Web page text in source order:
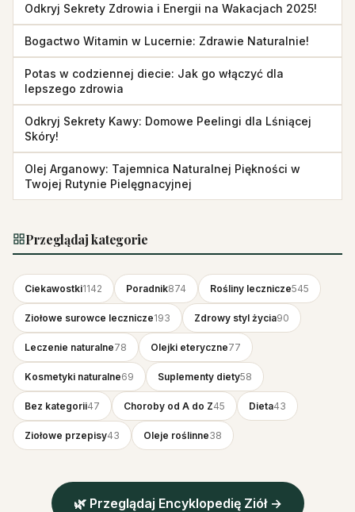
Odkryj Sekrety Zdrowia i Energii na Wakacjach 2025!
Bogactwo Witamin w Lucernie: Zdrawie Naturalnie!
Potas w codziennej diecie: Jak go włączyć dla
lepszego zdrowia
Odkryj Sekrety Kawy: Domowe Peelingi dla Lśniącej
Skóry!
Olej Arganowy: Tajemnica Naturalnej Piękności w
Twojej Rutynie Pielęgnacyjnej
Przeglądaj kategorie
Ciekawostki1142 Poradnik874 Rośliny lecznicze545
Ziołowe surowce lecznicze193 Zdrowy styl życia90
Leczenie naturalne78 Olejki eteryczne77
Kosmetyki naturalne69 Suplementy diety58
Bez kategorii47 Choroby od A do Z45 Dieta43
Ziołowe przepisy43 Oleje roślinne38
🌿 Przeglądaj Encyklopedię Ziół →